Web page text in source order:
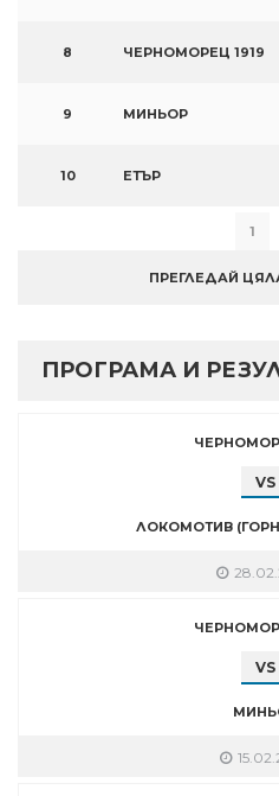
8 ЧЕРНОМОРЕЦ 1919
9 МИНЬОР
10 ЕТЪР
1
ПРЕГЛЕДАЙ
ПРОГРАМА И
VS
ЛОКОМОТИВ
VS